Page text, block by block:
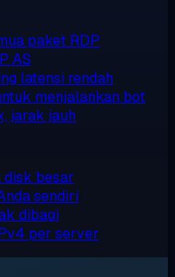
paket RDP
AS
latensi rendah
menjalankan bot
jarak jauh
disk besar
sendiri
dibagi
per server